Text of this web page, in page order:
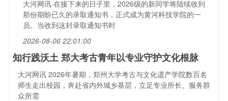
大河网讯 在接下来的日子里，2026级的新同学将陆续收到
那份期盼已久的录取通知书，正式成为黄河科技学院的一
员。当收到这封录取通知书时
2026-08-06 22:01:00
知行践沃土 郑大考古青年以专业守护文化根脉
大河网讯 2026年暑期，郑州大学考古与文化遗产学院数百名
师生走出校园，奔赴省内外城乡基层，立足专业所长、服务群
众所需